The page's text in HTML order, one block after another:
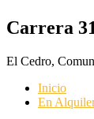
Carrera
El Cedro,
Inicio
En